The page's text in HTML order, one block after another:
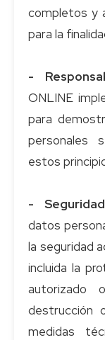
completos y
para la
-
ONLINE
para
personales
estos
-
datos
la seguridad
incluida la
autorizado
destrucción
medidas